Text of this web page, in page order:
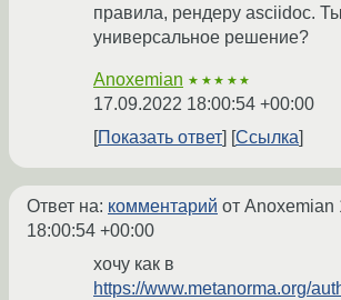
правила, рендеру asciidoc.
универсальное решение?
Anoxemian ★★★★★
17.09.2022 18:00:54 +00:00
Показать ответ
Ссылка
Ответ на: комментарий от Anoxemian
18:00:54 +00:00
хочу как в
https://www.metanorma.org/